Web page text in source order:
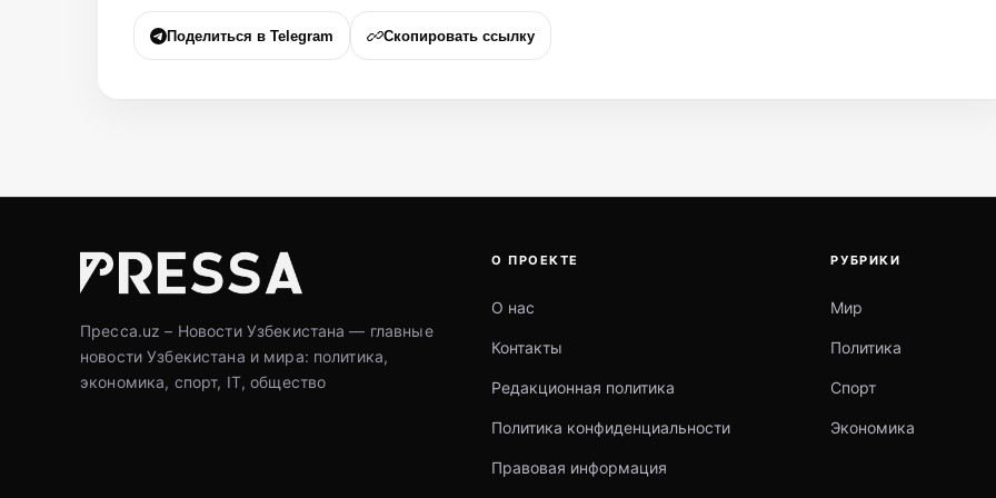
Поделиться в Telegram Скопировать ссылку
Пресса.uz – Новости Узбекистана — главные
новости Узбекистана и мира: политика,
экономика, спорт, IT, общество
О ПРОЕКТЕ
О нас
Контакты
Редакционная политика
Политика конфиденциальности
Правовая информация
РУБРИКИ
Мир
Политика
Спорт
Экономика